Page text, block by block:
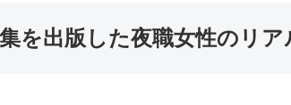
を出版した夜職女性のリア